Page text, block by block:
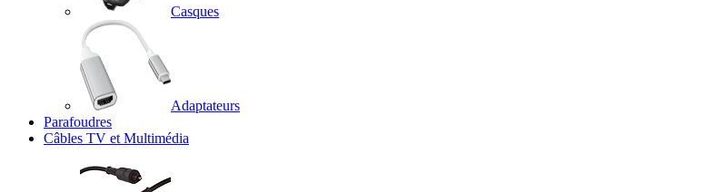
Casques
Adaptateurs
Parafoudres
Câbles TV et Multimédia